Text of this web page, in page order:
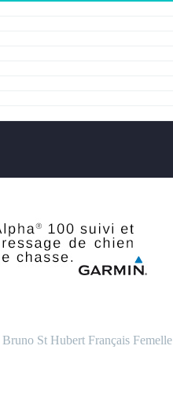
Bruno St Hubert Français Femelle